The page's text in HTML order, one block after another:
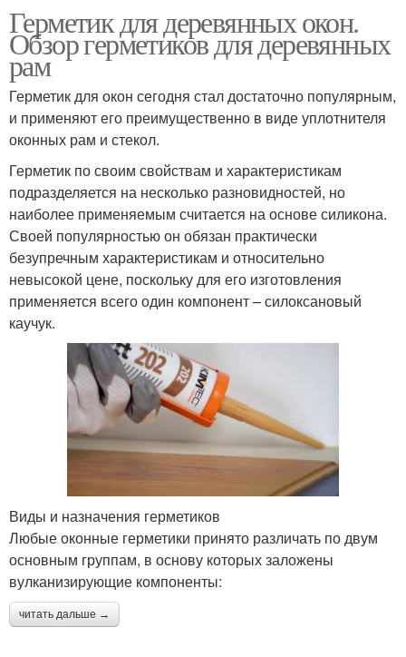
Герметик для деревянных окон.
Обзор герметиков для деревянных
рам
Герметик для окон сегодня стал достаточно популярным,
и применяют его преимущественно в виде уплотнителя
оконных рам и стекол.
Герметик по своим свойствам и характеристикам
подразделяется на несколько разновидностей, но
наиболее применяемым считается на основе силикона.
Своей популярностью он обязан практически
безупречным характеристикам и относительно
невысокой цене, поскольку для его изготовления
применяется всего один компонент – силоксановый
каучук.
Виды и назначения герметиков
Любые оконные герметики принято различать по двум
основным группам, в основу которых заложены
вулканизирующие компоненты:
читать дальше →